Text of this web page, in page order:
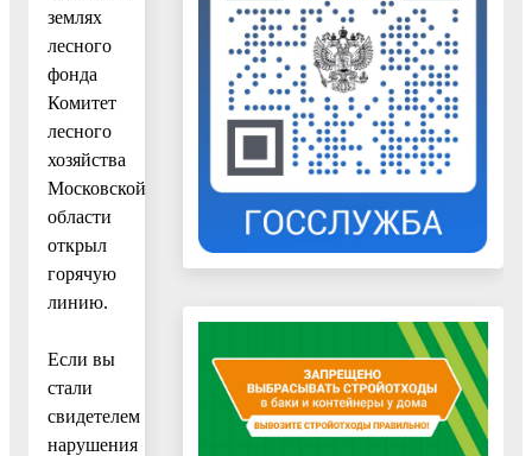
землях
лесного
фонда
Комитет
лесного
хозяйства
Московской
области
открыл
горячую
линию.
Если вы
стали
свидетелем
нарушения